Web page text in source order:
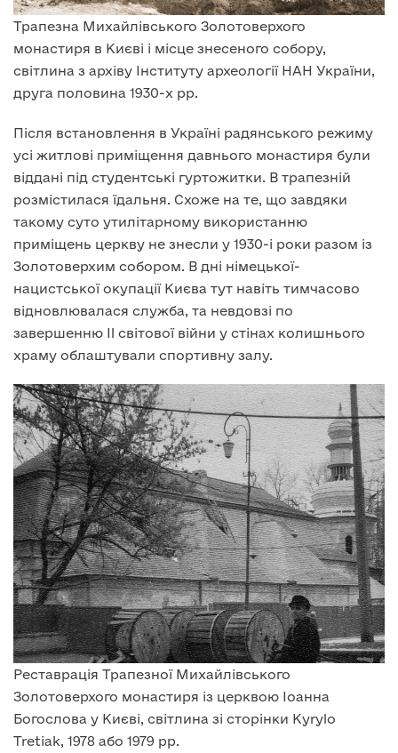
Трапезна Михайлівського Золотоверхого
монастиря в Києві і місце знесеного собору,
світлина з архіву Інституту археології НАН України,
друга половина 1930-х рр.
Після встановлення в Україні радянського режиму
усі житлові приміщення давнього монастиря були
віддані під студентські гуртожитки. В трапезній
розмістилася їдальня. Схоже на те, що завдяки
такому суто утилітарному використанню
приміщень церкву не знесли у 1930-і роки разом із
Золотоверхим собором. В дні німецької-
нацистської окупації Києва тут навіть тимчасово
відновлювалася служба, та невдовзі по
завершенню II світової війни у стінах колишнього
храму облаштували спортивну залу.
Реставрація Трапезної Михайлівського
Золотоверхого монастиря із церквою Іоанна
Богослова у Києві, світлина зі сторінки Kyrylo
Tretiak, 1978 або 1979 рр.